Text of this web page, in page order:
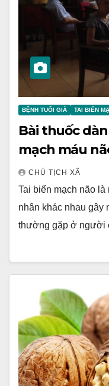
BỆNH TUỔI GIÀ TAI BIẾN
Bài thuốc
mạch máu
CHỦ TỊCH XÃ
Tai biến mạch não là
nhân khác nhau gây
thường gặp ở